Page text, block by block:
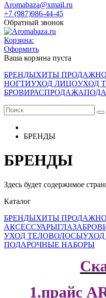
Aromabaza@xmail.ru
+7 (987)986-44-45
Обратный звонок
Корзина:
Оформить
Ваша корзина пуста
БРЕНДЫХИТЫ ПРОДАЖ
НОГТИУХОД ЛИЦОУХОД
БРОВИРАСПРОДАЖА
БРЕНДЫ
БРЕНДЫ
Здесь будет содержимое
Каталог
БРЕНДЫХИТЫ ПРОДАЖ
АКСЕССУАРЫГЛАЗА
УХОД ТЕЛОВОЛОСЫУХОД
ПОДАРОЧНЫЕ НАБОРЫ
1.прайс